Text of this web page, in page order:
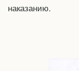
наказанию.